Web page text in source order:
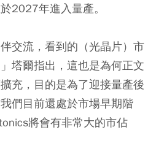
2027年進入量產。
交流，看到的（光晶片）市
塔爾指出，這也是為何正文
充，目的是為了迎接量產後
們目前還處於市場早期階
將會有非常大的市佔